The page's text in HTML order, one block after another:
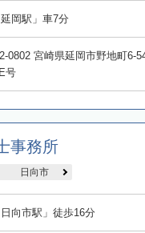
岡駅」車7分
0802 宮崎県延岡市野地町6-
号
事務所
日向市
向市駅」徒歩16分